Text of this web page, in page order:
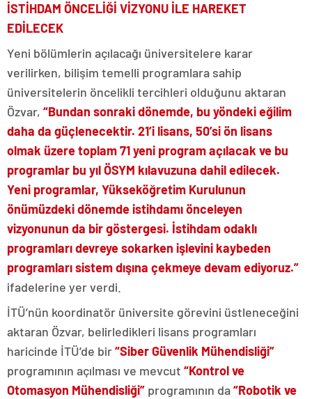
İSTİHDAM ÖNCELİĞİ VİZYONU İLE HAREKET
EDİLECEK
Yeni bölümlerin açılacağı üniversitelere karar
verilirken, bilişim temelli programlara sahip
üniversitelerin öncelikli tercihleri olduğunu aktaran
Özvar, “Bundan sonraki dönemde, bu yöndeki eğilim
daha da güçlenecektir. 21’i lisans, 50’si ön lisans
olmak üzere toplam 71 yeni program açılacak ve bu
programlar bu yıl ÖSYM kılavuzuna dahil edilecek.
Yeni programlar, Yükseköğretim Kurulunun
önümüzdeki dönemde istihdamı önceleyen
vizyonunun da bir göstergesi. İstihdam odaklı
programları devreye sokarken işlevini kaybeden
programları sistem dışına çekmeye devam ediyoruz.”
ifadelerine yer verdi.
İTÜ’nün koordinatör üniversite görevini üstleneceğini
aktaran Özvar, belirledikleri lisans programları
haricinde İTÜ’de bir“Siber Güvenlik Mühendisliği”
programının açılması ve mevcut “Kontrol ve
Otomasyon Mühendisliği” programının da“Robotik ve